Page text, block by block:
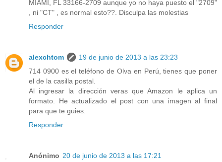
MIAMI, FL 33166-2709 aunque yo no haya puesto el "2709"
, ni "CT" , es normal esto??. Disculpa las molestias
Responder
alexchtom
19 de junio de 2013 a las 23:23
714 0900 es el teléfono de Olva en Perú, tienes que poner
el de la casilla postal.
Al ingresar la dirección veras que Amazon le aplica un
formato. He actualizado el post con una imagen al final
para que te guies.
Responder
Anónimo 20 de junio de 2013 a las 17:21